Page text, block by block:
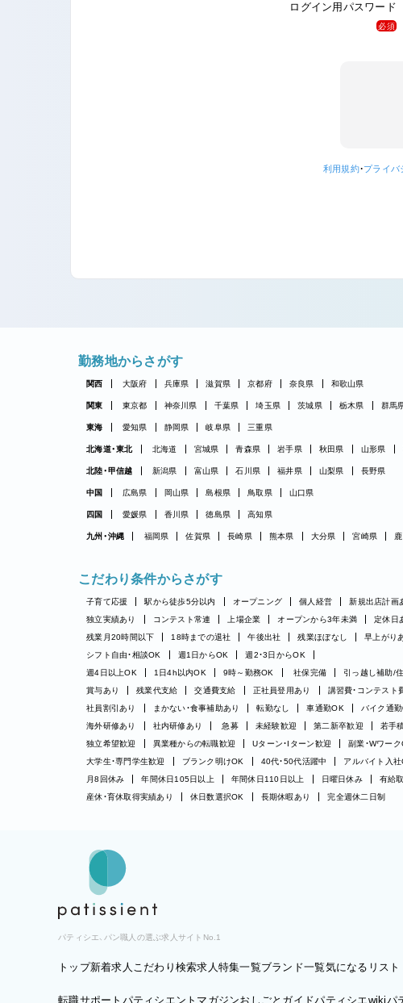
ログイン用パスワード
必須
利用規約・プライバ
勤務地からさがす
関西 大阪府 兵庫県 滋賀県 京都府 奈良県 和歌山県
関東 東京都 神奈川県 千葉県 埼玉県 茨城県 栃木県 群馬
東海 愛知県 静岡県 岐阜県 三重県
北海道・東北 北海道 宮城県 青森県 岩手県 秋田県 山形県
北陸・甲信越 新潟県 富山県 石川県 福井県 山梨県 長野県
中国 広島県 岡山県 島根県 鳥取県 山口県
四国 愛媛県 香川県 徳島県 高知県
九州・沖縄 福岡県 佐賀県 長崎県 熊本県 大分県 宮崎県
こだわり条件からさがす
子育て応援 駅から徒歩5分以内 オープニング 個人経営 新規出店計画
独立実績あり
コンテスト常連 上場企業 オープンから3年未満 定休日
残業月20時間以下
18時までの退社 午後出社 残業ほぼなし 早上がり
シフト自由・相談OK
週1日からOK
週2・3日からOK
週4日以上OK
1日4h以内OK 9時～勤務OK 社保完備 引っ越し補助/
賞与あり
残業代支給 交通費支給 正社員登用あり
講習費・コンテスト
社員割引あり
まかない・食事補助あり 転勤なし 車通勤OK バイク通
海外研修あり
社内研修あり 急募 未経験歓迎 第二新卒歓迎 若手
独立希望歓迎
異業種からの転職歓迎 Uターン・Iターン歓迎
副業・Wワーク
大学生・専門学生歓迎
ブランク明けOK 40代・50代活躍中 アルバイト入社
月8回休み
年間休日105日以上 年間休日110日以上 日曜日休み
有給
産休・育休取得実績あり
休日数選択OK 長期休暇あり 完全週休二日制
パティシエ、パン職人の選ぶ求人サイトNo.1
トップ新着求人 こだわり検索求人特集一覧ブランド一覧気になるリスト
転職サポート パティシエントマガジンおしごとガイドパティシエwikiパ